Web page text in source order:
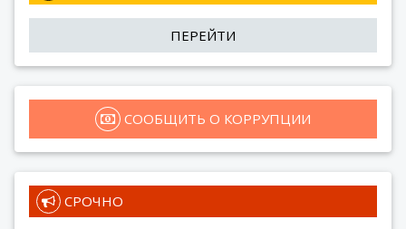
ПЕРЕЙТИ
СООБЩИТЬ О КОРРУПЦИИ
СРОЧНО